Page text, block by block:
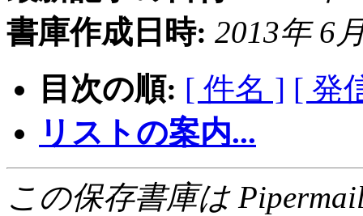
書庫作成日時: 2013年 6
目次の順: [ 件名 ] [ 発
リストの案内...
この保存書庫は